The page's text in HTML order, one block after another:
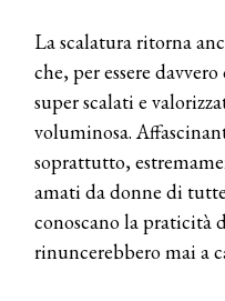
aziende
La scalatura ritorna
che, per essere
super scalati e
voluminosa.
soprattutto,
amati da donne di
conoscano la praticità
rinuncerebbero mai a